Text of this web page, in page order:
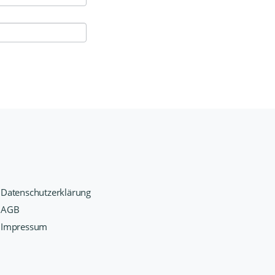
Datenschutzerklärung
AGB
Impressum